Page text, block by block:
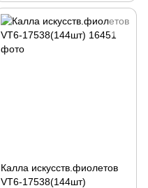
Калла искусств.фиолетов
VT6-17538(144шт)